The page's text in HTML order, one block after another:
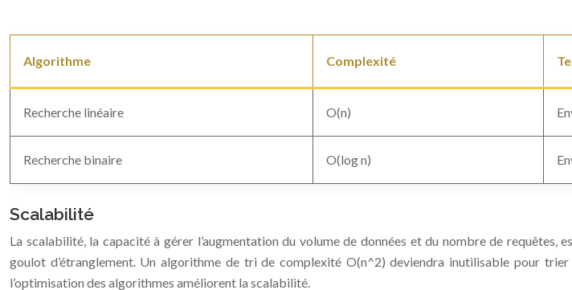
Algorithme Complexité
Recherche linéaire O(n)
Recherche binaire O(log n)
Scalabilité
La scalabilité, la capacité à gérer l’augmentation du volume de données et du nombre de
goulot d’étranglement. Un algorithme de tri de complexité O(n^2) deviendra inutilisable pour
l’optimisation des algorithmes améliorent la scalabilité.